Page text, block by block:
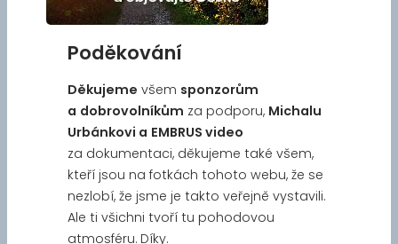
Poděkování
Děkujeme všem sponzorům
a dobrovolníkům za podporu, Michalu
Urbánkovi a EMBRUS video
za dokumentaci, děkujeme také všem,
kteří jsou na fotkách tohoto webu, že se
nezlobí, že jsme je takto veřejně vystavili.
Ale ti všichni tvoří tu pohodovou
atmosféru. Díky.